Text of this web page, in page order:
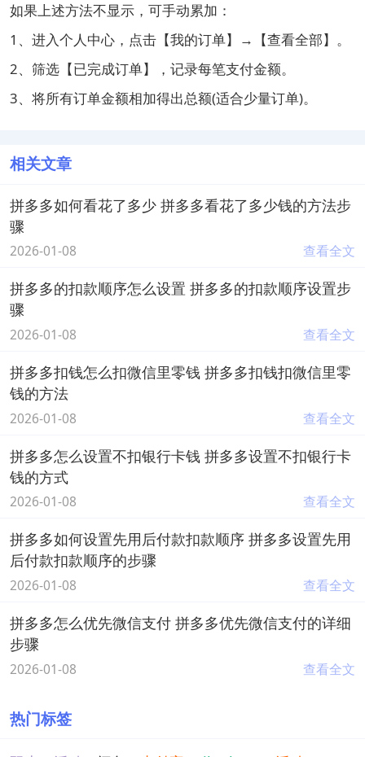
如果上述方法不显示，可手动累加：
1、进入个人中心，点击【我的订单】→【查看全部】。
2、筛选【已完成订单】，记录每笔支付金额。
3、将所有订单金额相加得出总额(适合少量订单)。
相关文章
拼多多如何看花了多少 拼多多看花了多少钱的方法步
骤
2026-01-08 查看全文
拼多多的扣款顺序怎么设置 拼多多的扣款顺序设置步
骤
2026-01-08 查看全文
拼多多扣钱怎么扣微信里零钱 拼多多扣钱扣微信里零
钱的方法
2026-01-08 查看全文
拼多多怎么设置不扣银行卡钱 拼多多设置不扣银行卡
钱的方式
2026-01-08 查看全文
拼多多如何设置先用后付款扣款顺序 拼多多设置先用
后付款扣款顺序的步骤
2026-01-08 查看全文
拼多多怎么优先微信支付 拼多多优先微信支付的详细
步骤
2026-01-08 查看全文
热门标签